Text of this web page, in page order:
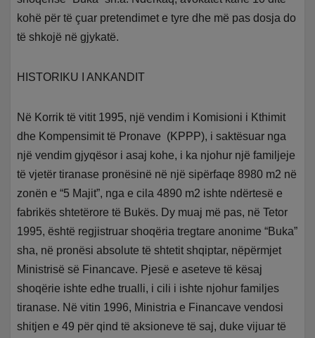
kohë për të çuar pretendimet e tyre dhe më pas dosja do
të shkojë në gjykatë.
HISTORIKU I ANKANDIT
Në Korrik të vitit 1995, një vendim i Komisioni i Kthimit
dhe Kompensimit të Pronave (KPPP), i saktësuar nga
një vendim gjyqësor i asaj kohe, i ka njohur një familjeje
të vjetër tiranase pronësinë në një sipërfaqe 8980 m2 në
zonën e “5 Majit”, nga e cila 4890 m2 ishte ndërtesë e
fabrikës shtetërore të Bukës. Dy muaj më pas, në Tetor
1995, është regjistruar shoqëria tregtare anonime “Buka”
sha, në pronësi absolute të shtetit shqiptar, nëpërmjet
Ministrisë së Financave. Pjesë e aseteve të kësaj
shoqërie ishte edhe trualli, i cili i ishte njohur familjes
tiranase. Në vitin 1996, Ministria e Financave vendosi
shitjen e 49 për qind të aksioneve të saj, duke vijuar të